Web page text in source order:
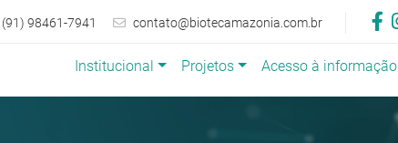
(91) 98461-7941 contato@biotecamazonia.com.br
Institucional Projetos Acesso à informação